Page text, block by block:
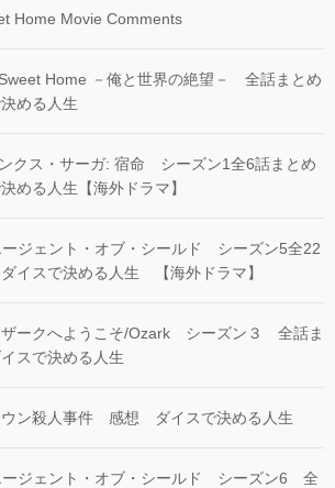
Home Movie Comments
Home －俺と世界の絶望－ 全話まとめ
める人生
ンクス・サーガ: 宿命 シーズン1全6話まとめ
める人生【海外ドラマ】
ージェント・オブ・シールド シーズン5全22
イスで決める人生 【海外ドラマ】
ークへようこそ/Ozark シーズン３ 全話ま
スで決める人生
ン殺人事件 感想 ダイスで決める人生
ージェント・オブ・シールド シーズン6 全